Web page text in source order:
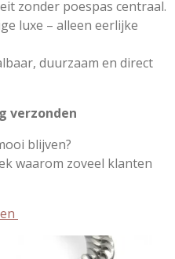
zonder poespas centraal.
luxe – alleen eerlijke
duurzaam en direct
verzonden
blijven?
waarom zoveel klanten